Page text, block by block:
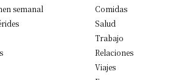
semanal
Comidas
Salud
Trabajo
Relaciones
Viajes